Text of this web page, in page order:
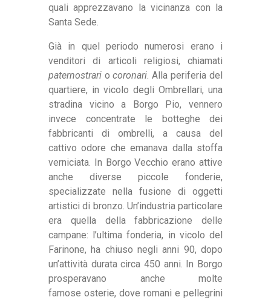
quali apprezzavano la vicinanza con la
Santa Sede.
Già in quel periodo numerosi erano i
venditori di articoli religiosi, chiamati
paternostrari o coronari. Alla periferia del
quartiere, in vicolo degli Ombrellari, una
stradina vicino a Borgo Pio, vennero
invece concentrate le botteghe dei
fabbricanti di ombrelli, a causa del
cattivo odore che emanava dalla stoffa
verniciata. In Borgo Vecchio erano attive
anche diverse piccole fonderie,
specializzate nella fusione di oggetti
artistici di bronzo. Un’industria particolare
era quella della fabbricazione delle
campane: l’ultima fonderia, in vicolo del
Farinone, ha chiuso negli anni 90, dopo
un’attività durata circa 450 anni. In Borgo
prosperavano anche molte
famose osterie, dove romani e pellegrini